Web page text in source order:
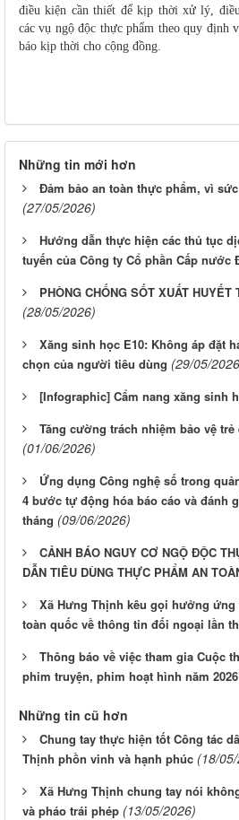
điều kiện cần thiết để kịp thời xử lý,
các vụ ngộ độc thực phẩm theo quy định
báo kịp thời cho cộng đồng.
Những tin mới hơn
Đảm bảo an toàn thực phẩm, vì
(27/05/2026)
Hướng dẫn thực hiện các thủ tục
tuyến của Công ty Cổ phần Cấp nước
PHÒNG CHỐNG SỐT XUẤT HUYẾT
(28/05/2026)
Xăng sinh học E10: Không áp đặt
chọn của người tiêu dùng (29/05/
[Infographic] Cẩm nang xăng sinh
Tăng cường trách nhiệm bảo vệ
(01/06/2026)
Ứng dụng Công nghệ số trong
4 bước tự động hóa báo cáo và đánh
tháng (09/06/2026)
CẢNH BÁO NGUY CƠ NGỘ ĐỘC
DẪN TIÊU DÙNG THỰC PHẨM AN
Xã Hưng Thịnh kêu gọi hưởng
toàn quốc về thông tin đối ngoại lần
Thông báo về việc tham gia Cuộc
phim truyện, phim hoạt hình năm
Những tin cũ hơn
Chung tay thực hiện tốt Công tác
Thịnh phồn vinh và hạnh phúc (18/
Xã Hưng Thịnh chung tay nói
và pháo trái phép (13/05/2026)